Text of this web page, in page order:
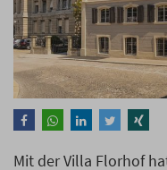
Mit der Villa Florhof